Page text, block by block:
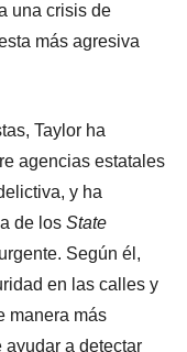
una crisis de
más agresiva
Taylor ha
agencias estatales
y ha
de los State
Según él,
en las calles y
manera más
ayudar a detectar